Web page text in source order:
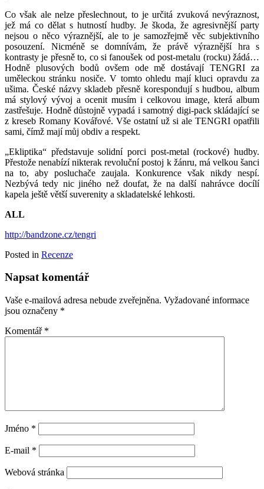
Co však ale nelze přeslechnout, to je určitá zvuková nevýraznost,
jež má co dělat s hutností hudby. Je škoda, že agresivnější party
nejsou o něco výraznější, ale to je samozřejmě věc subjektivního
posouzení. Nicméně se domnívám, že právě výraznější hra s
kontrasty je přesně to, co si fanoušek od post-metalu (rocku) žádá…
Hodně plusových bodů ovšem ode mě dostávají TENGRI za
uměleckou stránku nosiče. V tomto ohledu mají kluci opravdu za
ušima. České názvy skladeb přesně korespondují s hudbou, album
má stylový vývoj a ocenit musím i celkovou image, která album
zastřešuje. Hodně důstojně vypadá i samotný digi-pack skládající se
z kreseb Romany Kovářové. Vše ostatní už si ale TENGRI opatřili
sami, čímž mají můj obdiv a respekt.
„Ekliptika“ představuje solidní porci post-metal (rockové) hudby.
Přestože nenabízí nikterak revoluční postoj k žánru, má velkou šanci
na to, aby posluchače zaujala. Konkurence však nikdy nespí.
Nezbývá tedy nic jiného než doufat, že na další nahrávce docílí
kapela ještě větší suverenity a skladatelské lehkosti.
ALL
http://bandzone.cz/tengri
Posted in Recenze
Napsat komentář
Vaše e-mailová adresa nebude zveřejněna. Vyžadované informace
jsou označeny *
Komentář *
Jméno *
E-mail *
Webová stránka